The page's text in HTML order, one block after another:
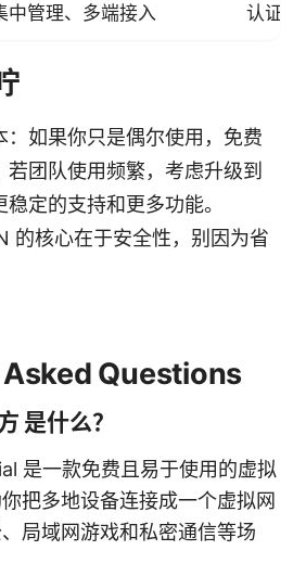
中管理、多端接入 认证
：如果你只是偶尔使用，免费
若团队使用频繁，考虑升级到
定的支持和更多功能。
的核心在于安全性，别因为省
Questions
是什么？
是一款免费且易于使用的虚拟
把多地设备连接成一个虚拟网
局域网游戏和私密通信等场